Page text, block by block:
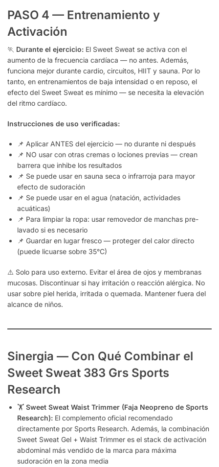
PASO 4 — Entrenamiento y
Activación
🏃 Durante el ejercicio: El Sweet Sweat se activa con el
aumento de la frecuencia cardíaca — no antes. Además,
funciona mejor durante cardio, circuitos, HIIT y sauna. Por lo
tanto, en entrenamientos de baja intensidad o en reposo, el
efecto del Sweet Sweat es mínimo — se necesita la elevación
del ritmo cardíaco.
Instrucciones de uso verificadas:
📌 Aplicar ANTES del ejercicio — no durante ni después
📌 NO usar con otras cremas o lociones previas — crean
barrera que inhibe los resultados
📌 Se puede usar en sauna seca o infrarroja para mayor
efecto de sudoración
📌 Se puede usar en el agua (natación, actividades
acuáticas)
📌 Para limpiar la ropa: usar removedor de manchas pre-
lavado si es necesario
📌 Guardar en lugar fresco — proteger del calor directo
(puede licuarse sobre 35°C)
⚠️ Solo para uso externo. Evitar el área de ojos y membranas
mucosas. Discontinuar si hay irritación o reacción alérgica. No
usar sobre piel herida, irritada o quemada. Mantener fuera del
alcance de niños.
Sinergia — Con Qué Combinar el
Sweet Sweat 383 Grs Sports
Research
🏋️ Sweet Sweat Waist Trimmer (Faja Neopreno de Sports
Research): El complemento oficial recomendado
directamente por Sports Research. Además, la combinación
Sweet Sweat Gel + Waist Trimmer es el stack de activación
abdominal más vendido de la marca para máxima
sudoración en la zona media